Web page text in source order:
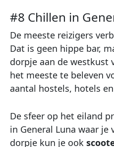
#8 Chillen in
De meeste reizigers
Dat is geen hippe bar,
dorpje aan de westkust
het meeste te beleven
aantal hostels, hotels
De sfeer op het eiland
in General Luna waar
dorpje kun je ook